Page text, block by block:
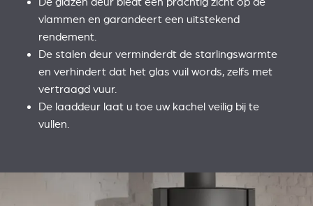
vlammen en garandeert een uitstekend
rendement.
De stalen deur verminderdt de starlingswarmte
en verhindert dat het glas vuil words, zelfs met
vertraagd vuur.
De laaddeur laat u toe uw kachel veilig bij te
vullen.